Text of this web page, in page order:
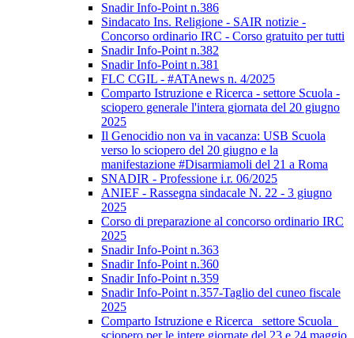
Snadir Info-Point n.386
Sindacato Ins. Religione - SAIR notizie -
Concorso ordinario IRC - Corso gratuito per tutti
Snadir Info-Point n.382
Snadir Info-Point n.381
FLC CGIL - #ATAnews n. 4/2025
Comparto Istruzione e Ricerca - settore Scuola -
sciopero generale l'intera giornata del 20 giugno
2025
Il Genocidio non va in vacanza: USB Scuola
verso lo sciopero del 20 giugno e la
manifestazione #Disarmiamoli del 21 a Roma
SNADIR - Professione i.r. 06/2025
ANIEF - Rassegna sindacale N. 22 - 3 giugno
2025
Corso di preparazione al concorso ordinario IRC
2025
Snadir Info-Point n.363
Snadir Info-Point n.360
Snadir Info-Point n.359
Snadir Info-Point n.357-Taglio del cuneo fiscale
2025
Comparto Istruzione e Ricerca_ settore Scuola_